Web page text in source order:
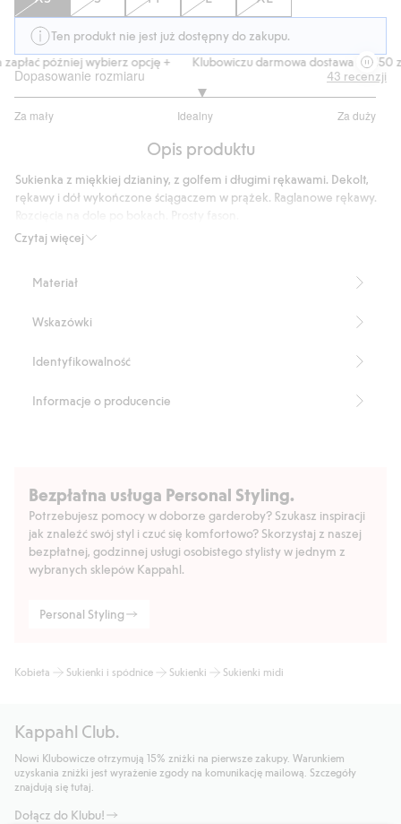
Ten produkt nie jest już dostępny do zakupu.
później wybierz opcję +
Klubowiczu darmowa dostawa od 150 zł
Dopasowanie rozmiaru
Za mały Idealny Za duży
na
32
głosów
43 recenzji
Opis produktu
Czytaj więcej
Sukienka z miękkiej dzianiny, z golfem i długimi rękawami. Dekolt,
rękawy i dół wykończone ściągaczem w prążek. Raglanowe rękawy.
Golf
Długi model
Produkt zawiera 65% poliestru z odzysku.
Blended Recycled Polyester
Materiał
Wskazówki
Identyfikowalność
Informacje o producencie
Bezpłatna usługa Personal Styling.
Potrzebujesz pomocy w doborze garderoby? Szukasz inspiracji
jak znaleźć swój styl i czuć się komfortowo? Skorzystaj z naszej
bezpłatnej, godzinnej usługi osobistego stylisty w jednym z
wybranych sklepów Kappahl.
Personal Styling
Kobieta Sukienki i spódnice Sukienki Sukienki midi
Kappahl Club.
Nowi Klubowicze otrzymują 15% zniżki na pierwsze zakupy. Warunkiem
uzyskania zniżki jest wyrażenie zgody na komunikację mailową. Szczegóły
znajdują się tutaj.
Dołącz do Klubu!